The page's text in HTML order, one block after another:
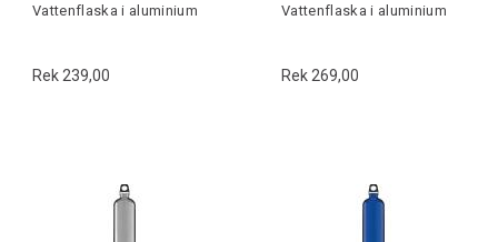
Vattenflaska i aluminium
Rek 239,00
Vattenflaska i aluminium
Rek 269,00